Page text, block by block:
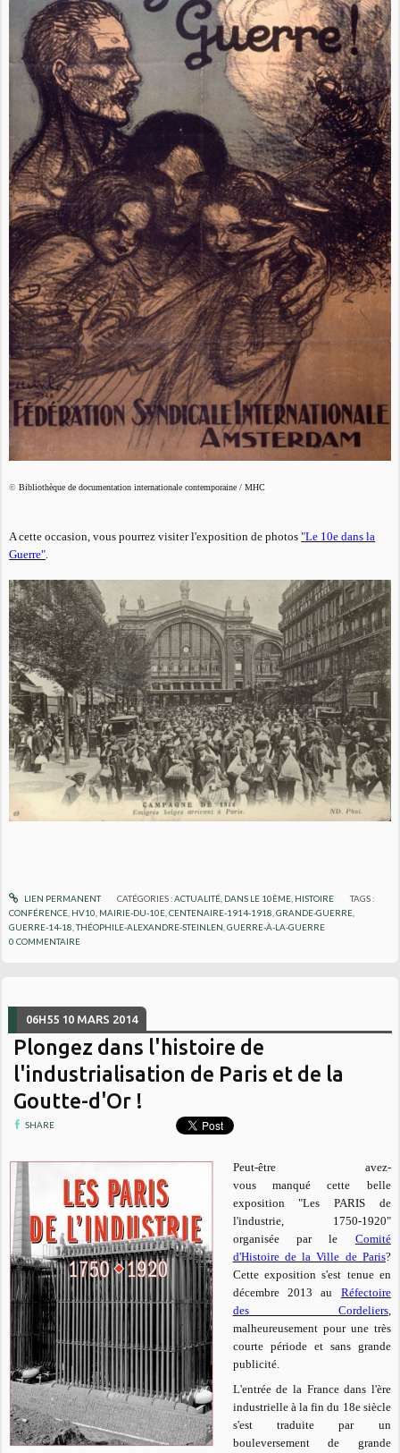
© Bibliothèque de documentation internationale contemporaine / MHC
A cette occasion, vous pourrez visiter l'exposition de photos"Le 10e dans la
Guerre".
LIEN PERMANENT CATÉGORIES :ACTUALITÉ, DANS LE 10ÈME, HISTOIRE
TAGS :
CONFÉRENCE HV10 MAIRIE-DU-10E ,CENTENAIRE-1914-1918 ,GRANDE-GUERRE
GUERRE-14-18 ,THÉOPHILE-ALEXANDRE-STEINLEN ,GUERRE-À-LA-GUERRE
0 COMMENTAIRE
06H55 10 MARS 2014
Plongez dans l'histoire de
l'industrialisation de Paris et de la
Goutte-d'Or !
SHARE
Peut-être avez-
vous manqué cette belle
exposition "Les PARIS de
l'industrie, 1750-1920"
organisée par le Comité
d'Histoire de la Ville de Paris?
Cette exposition s'est tenue en
décembre 2013 au Réfectoire
des Cordeliers,
malheureusement pour une très
courte période et sans grande
publicité.
L'entrée de la France dans l'ère
industrielle à la fin du 18e siècle
s'est traduite par un
bouleversement de grande